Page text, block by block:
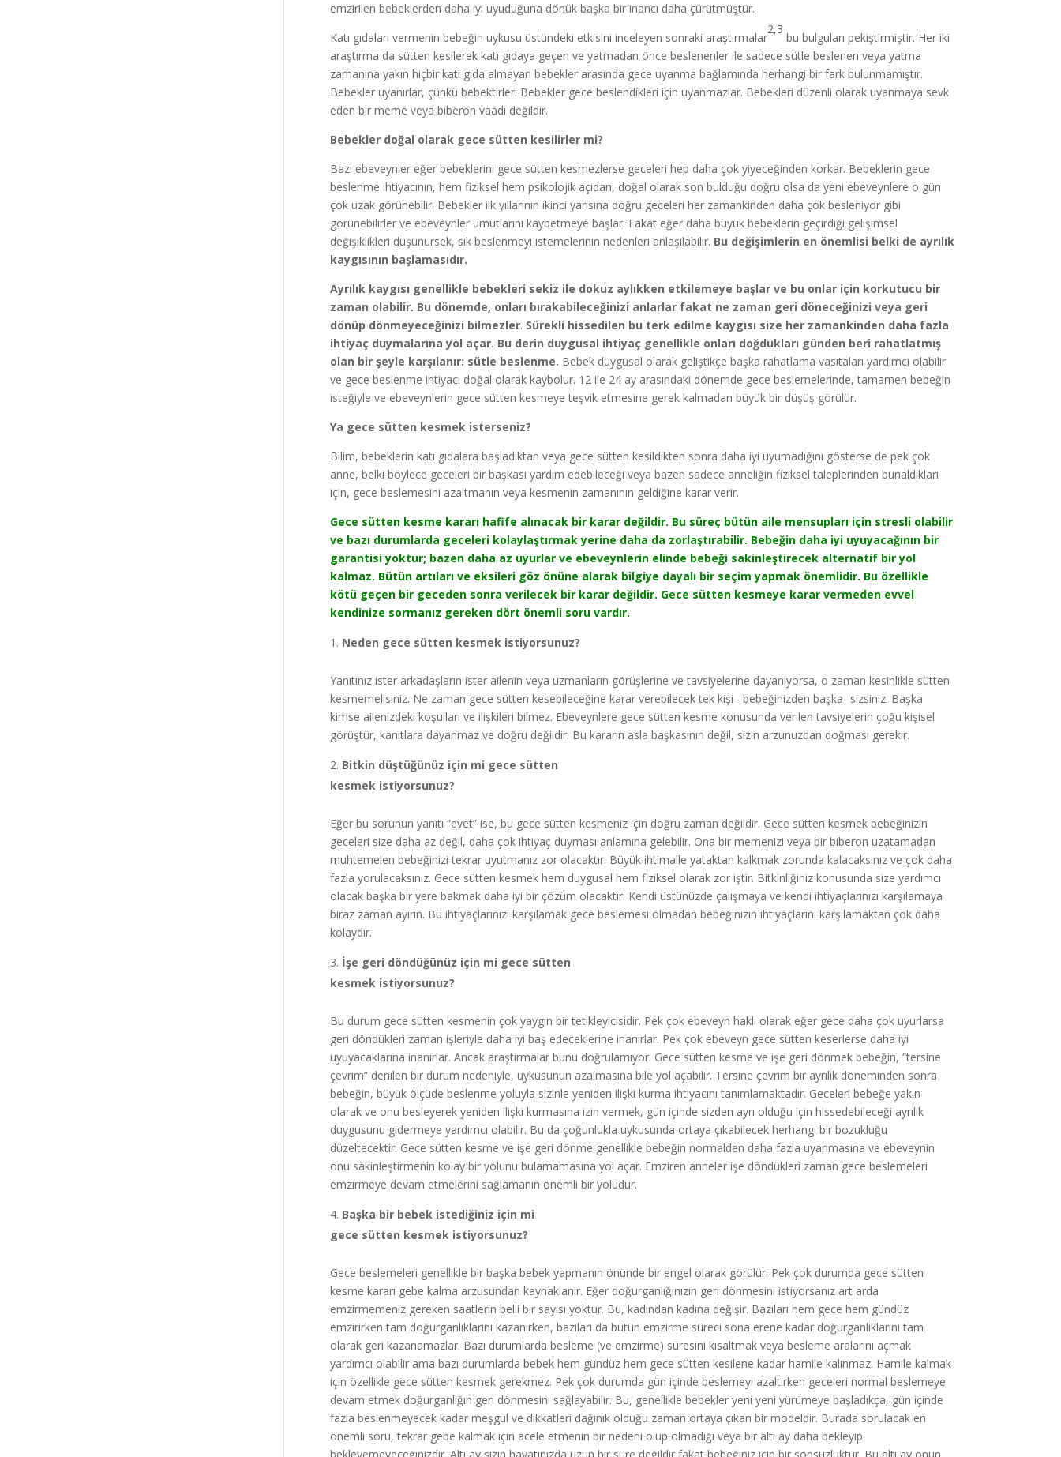
emzirilen bebeklerden daha iyi uyuduğuna dönük başka bir inancı daha çürütmüştür.
Katı gıdaları vermenin bebeğin uykusu üstündeki etkisini inceleyen sonraki araştırmalar
2,3
bu bulguları pekiştirmiştir. Her iki
araştırma da sütten kesilerek katı gıdaya geçen ve yatmadan önce beslenenler ile sadece sütle beslenen veya yatma
zamanına yakın hiçbir katı gıda almayan bebekler arasında gece uyanma bağlamında herhangi bir fark bulunmamıştır.
Bebekler uyanırlar, çünkü bebektirler. Bebekler gece beslendikleri için uyanmazlar. Bebekleri düzenli olarak uyanmaya sevk
eden bir meme veya biberon vaadi değildir.
Bebekler doğal olarak gece sütten kesilirler mi?
Bazı ebeveynler eğer bebeklerini gece sütten kesmezlerse geceleri hep daha çok yiyeceğinden korkar. Bebeklerin gece
beslenme ihtiyacının, hem fiziksel hem psikolojik açıdan, doğal olarak son bulduğu doğru olsa da yeni ebeveynlere o gün
çok uzak görünebilir. Bebekler ilk yıllarının ikinci yarısına doğru geceleri her zamankinden daha çok besleniyor gibi
görünebilirler ve ebeveynler umutlarını kaybetmeye başlar. Fakat eğer daha büyük bebeklerin geçirdiği gelişimsel
değişiklikleri düşünürsek, sık beslenmeyi istemelerinin nedenleri anlaşılabilir. Bu değişimlerin en önemlisi belki de ayrılık
kaygısının başlamasıdır.
Ayrılık kaygısı genellikle bebekleri sekiz ile dokuz aylıkken etkilemeye başlar ve bu onlar için korkutucu bir
zaman olabilir. Bu dönemde, onları bırakabileceğinizi anlarlar fakat ne zaman geri döneceğinizi veya geri
dönüp dönmeyeceğinizi bilmezler. Sürekli hissedilen bu terk edilme kaygısı size her zamankinden daha fazla
ihtiyaç duymalarına yol açar. Bu derin duygusal ihtiyaç genellikle onları doğdukları günden beri rahatlatmış
olan bir şeyle karşılanır: sütle beslenme. Bebek duygusal olarak geliştikçe başka rahatlama vasıtaları yardımcı olabilir
ve gece beslenme ihtiyacı doğal olarak kaybolur. 12 ile 24 ay arasındaki dönemde gece beslemelerinde, tamamen bebeğin
isteğiyle ve ebeveynlerin gece sütten kesmeye teşvik etmesine gerek kalmadan büyük bir düşüş görülür.
Ya gece sütten kesmek isterseniz?
Bilim, bebeklerin katı gıdalara başladıktan veya gece sütten kesildikten sonra daha iyi uyumadığını gösterse de pek çok
anne, belki böylece geceleri bir başkası yardım edebileceği veya bazen sadece anneliğin fiziksel taleplerinden bunaldıkları
için, gece beslemesini azaltmanın veya kesmenin zamanının geldiğine karar verir.
Gece sütten kesme kararı hafife alınacak bir karar değildir. Bu süreç bütün aile mensupları için stresli olabilir
ve bazı durumlarda geceleri kolaylaştırmak yerine daha da zorlaştırabilir. Bebeğin daha iyi uyuyacağının bir
garantisi yoktur; bazen daha az uyurlar ve ebeveynlerin elinde bebeği sakinleştirecek alternatif bir yol
kalmaz. Bütün artıları ve eksileri göz önüne alarak bilgiye dayalı bir seçim yapmak önemlidir. Bu özellikle
kötü geçen bir geceden sonra verilecek bir karar değildir. Gece sütten kesmeye karar vermeden evvel
kendinize sormanız gereken dört önemli soru vardır.
Neden gece sütten kesmek istiyorsunuz?
Yanıtınız ister arkadaşların ister ailenin veya uzmanların görüşlerine ve tavsiyelerine dayanıyorsa, o zaman kesinlikle sütten
kesmemelisiniz. Ne zaman gece sütten kesebileceğine karar verebilecek tek kişi –bebeğinizden başka- sizsiniz. Başka
kimse ailenizdeki koşulları ve ilişkileri bilmez. Ebeveynlere gece sütten kesme konusunda verilen tavsiyelerin çoğu kişisel
görüştür, kanıtlara dayanmaz ve doğru değildir. Bu kararın asla başkasının değil, sizin arzunuzdan doğması gerekir.
Bitkin düştüğünüz için mi gece sütten
kesmek istiyorsunuz?
Eğer bu sorunun yanıtı “evet” ise, bu gece sütten kesmeniz için doğru zaman değildir. Gece sütten kesmek bebeğinizin
geceleri size daha az değil, daha çok ihtiyaç duyması anlamına gelebilir. Ona bir memenizi veya bir biberon uzatamadan
muhtemelen bebeğinizi tekrar uyutmanız zor olacaktır. Büyük ihtimalle yataktan kalkmak zorunda kalacaksınız ve çok daha
fazla yorulacaksınız. Gece sütten kesmek hem duygusal hem fiziksel olarak zor iştir. Bitkinliğiniz konusunda size yardımcı
olacak başka bir yere bakmak daha iyi bir çözüm olacaktır. Kendi üstünüzde çalışmaya ve kendi ihtiyaçlarınızı karşılamaya
biraz zaman ayırın. Bu ihtiyaçlarınızı karşılamak gece beslemesi olmadan bebeğinizin ihtiyaçlarını karşılamaktan çok daha
kolaydır.
İşe geri döndüğünüz için mi gece sütten
kesmek istiyorsunuz?
Bu durum gece sütten kesmenin çok yaygın bir tetikleyicisidir. Pek çok ebeveyn haklı olarak eğer gece daha çok uyurlarsa
geri döndükleri zaman işleriyle daha iyi baş edeceklerine inanırlar. Pek çok ebeveyn gece sütten keserlerse daha iyi
uyuyacaklarına inanırlar. Ancak araştırmalar bunu doğrulamıyor. Gece sütten kesme ve işe geri dönmek bebeğin, “tersine
çevrim” denilen bir durum nedeniyle, uykusunun azalmasına bile yol açabilir. Tersine çevrim bir ayrılık döneminden sonra
bebeğin, büyük ölçüde beslenme yoluyla sizinle yeniden ilişki kurma ihtiyacını tanımlamaktadır. Geceleri bebeğe yakın
olarak ve onu besleyerek yeniden ilişki kurmasına izin vermek, gün içinde sizden ayrı olduğu için hissedebileceği ayrılık
duygusunu gidermeye yardımcı olabilir. Bu da çoğunlukla uykusunda ortaya çıkabilecek herhangi bir bozukluğu
düzeltecektir. Gece sütten kesme ve işe geri dönme genellikle bebeğin normalden daha fazla uyanmasına ve ebeveynin
onu sakinleştirmenin kolay bir yolunu bulamamasına yol açar. Emziren anneler işe döndükleri zaman gece beslemeleri
emzirmeye devam etmelerini sağlamanın önemli bir yoludur.
Başka bir bebek istediğiniz için mi
gece sütten kesmek istiyorsunuz?
Gece beslemeleri genellikle bir başka bebek yapmanın önünde bir engel olarak görülür. Pek çok durumda gece sütten
kesme kararı gebe kalma arzusundan kaynaklanır. Eğer doğurganlığınızın geri dönmesini istiyorsanız art arda
emzirmemeniz gereken saatlerin belli bir sayısı yoktur. Bu, kadından kadına değişir. Bazıları hem gece hem gündüz
emzirirken tam doğurganlıklarını kazanırken, bazıları da bütün emzirme süreci sona erene kadar doğurganlıklarını tam
olarak geri kazanamazlar. Bazı durumlarda besleme (ve emzirme) süresini kısaltmak veya besleme aralarını açmak
yardımcı olabilir ama bazı durumlarda bebek hem gündüz hem gece sütten kesilene kadar hamile kalınmaz. Hamile kalmak
için özellikle gece sütten kesmek gerekmez. Pek çok durumda gün içinde beslemeyi azaltırken geceleri normal beslemeye
devam etmek doğurganlığın geri dönmesini sağlayabilir. Bu, genellikle bebekler yeni yeni yürümeye başladıkça, gün içinde
fazla beslenmeyecek kadar meşgul ve dikkatleri dağınık olduğu zaman ortaya çıkan bir modeldir. Burada sorulacak en
önemli soru, tekrar gebe kalmak için acele etmenin bir nedeni olup olmadığı veya bir altı ay daha bekleyip